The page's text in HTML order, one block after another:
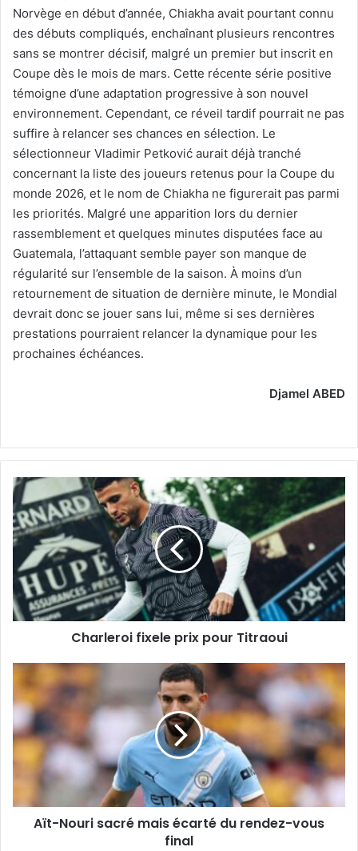
Norvège en début d’année, Chiakha avait pourtant connu
des débuts compliqués, enchaînant plusieurs rencontres
sans se montrer décisif, malgré un premier but inscrit en
Coupe dès le mois de mars. Cette récente série positive
témoigne d’une adaptation progressive à son nouvel
environnement. Cependant, ce réveil tardif pourrait ne pas
suffire à relancer ses chances en sélection. Le
sélectionneur Vladimir Petković aurait déjà tranché
concernant la liste des joueurs retenus pour la Coupe du
monde 2026, et le nom de Chiakha ne figurerait pas parmi
les priorités. Malgré une apparition lors du dernier
rassemblement et quelques minutes disputées face au
Guatemala, l’attaquant semble payer son manque de
régularité sur l’ensemble de la saison. À moins d’un
retournement de situation de dernière minute, le Mondial
devrait donc se jouer sans lui, même si ses dernières
prestations pourraient relancer la dynamique pour les
prochaines échéances.
Djamel ABED
Charleroi
fixele
prix
pour
Titraoui
Charleroi fixele prix pour Titraoui
Aït-
Nouri
sacré
mais
écarté
rendez-
final
Aït-Nouri sacré mais écarté du rendez-vous
final